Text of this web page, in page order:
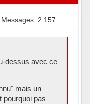
Messages: 2 157
dessus avec ce
mais un
pourquoi pas